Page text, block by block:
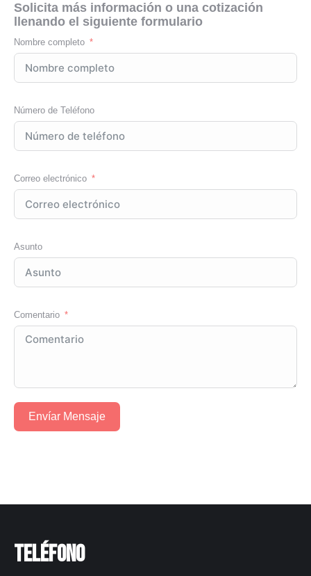
Solicita más información o una cotización
llenando el siguiente formulario
Nombre completo
Número de Teléfono
Correo electrónico
Asunto
Comentario
Envíar Mensaje
Teléfono